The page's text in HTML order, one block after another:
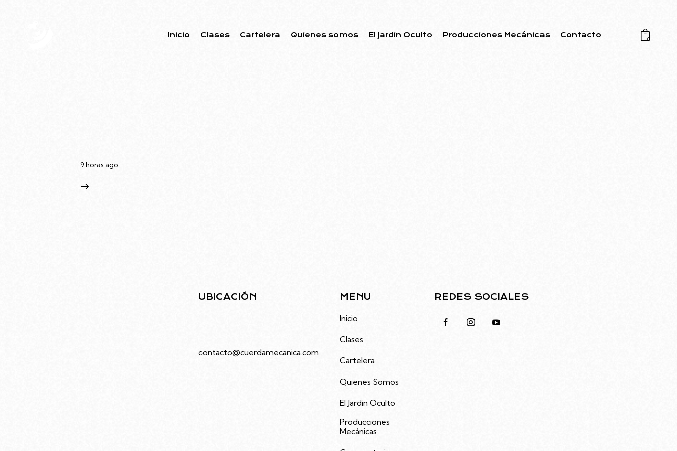
Inicio Clases Cartelera Quienes somos El Jardin Oculto Producciones Mecánicas Contacto
0
9 horas ago
UBICACIÓN
contacto@cuerdamecanica.com
MENU
Inicio
Clases
Cartelera
Quienes Somos
El Jardin Oculto
Producciones
Mecánicas
REDES SOCIALES